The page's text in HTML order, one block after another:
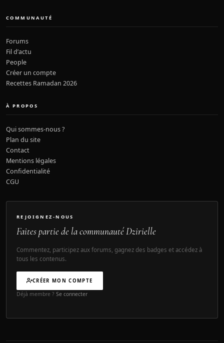
COMMUNAUTÉ
Forums
Fil d’actu
People
Créer un compte
Recettes Ramadan 2026
À PROPOS
Qui sommes-nous ?
Plan du site
Contact
Mentions légales
Confidentialité
CGU
REJOIGNEZ-NOUS
Faites partie de la communauté Dzirielle
Commentez, participez aux forums, gagnez des badges et accédez à
tous les contenus.
CRÉER MON COMPTE
Déjà membre ? Se connecter